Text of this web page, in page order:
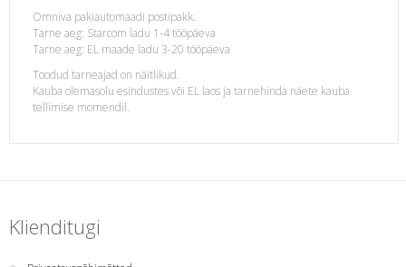
Omniva pakiautomaadi postipakk.
Tarne aeg: Starcom ladu 1-4 tööpäeva
Tarne aeg: EL maade ladu 3-20 tööpäeva
Toodud tarneajad on näitlikud.
Kauba olemasolu esindustes või EL laos ja tarnehinda näete kauba
tellimise momendil.
Klienditugi